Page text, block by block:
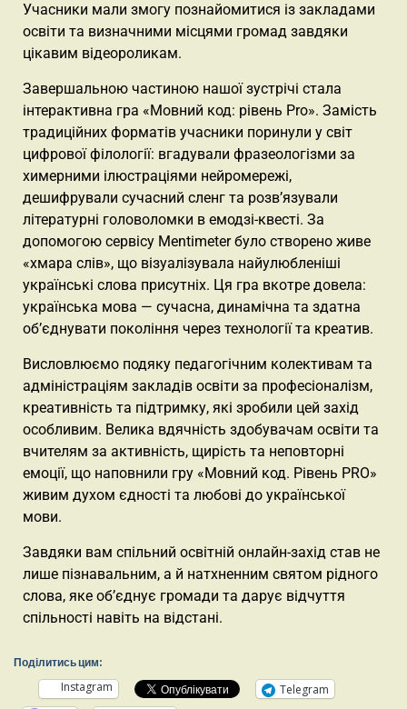
Учасники мали змогу познайомитися із закладами
освіти та визначними місцями громад завдяки
цікавим відеороликам.
Завершальною частиною нашої зустрічі стала
інтерактивна гра «Мовний код: рівень Pro». Замість
традиційних форматів учасники поринули у світ
цифрової філології: вгадували фразеологізми за
химерними ілюстраціями нейромережі,
дешифрували сучасний сленг та розв’язували
літературні головоломки в емодзі-квесті. За
допомогою сервісу Mentimeter було створено живе
«хмара слів», що візуалізувала найулюбленіші
українські слова присутніх. Ця гра вкотре довела:
українська мова — сучасна, динамічна та здатна
об’єднувати покоління через технології та креатив.
Висловлюємо подяку педагогічним колективам та
адміністраціям закладів освіти за професіоналізм,
креативність та підтримку, які зробили цей захід
особливим. Велика вдячність здобувачам освіти та
вчителям за активність, щирість та неповторні
емоції, що наповнили гру «Мовний код. Рівень PRO»
живим духом єдності та любові до української
мови.
Завдяки вам спільний освітній онлайн-захід став не
лише пізнавальним, а й натхненним святом рідного
слова, яке об’єднує громади та дарує відчуття
спільності навіть на відстані.
Поділитись цим:
Instagram
Telegram